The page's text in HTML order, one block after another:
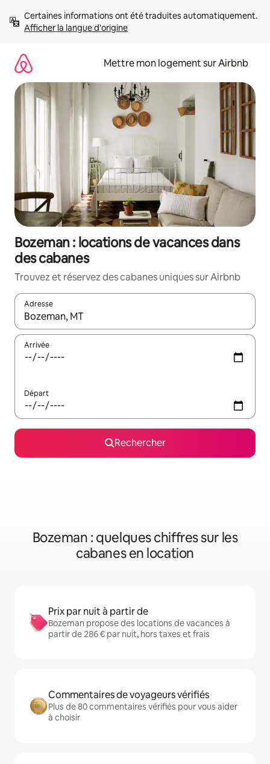
directement
Afficher la langue d'origine
Mettre mon logement sur Airbnb
Bozeman : locations de vacances dans
des cabanes
Trouvez et réservez des cabanes uniques sur Airbnb
Adresse
Lorsque les résultats s'affichent, utilisez les flèches vers le
Arrivée
Départ
Rechercher
Bozeman : quelques chiffres sur les
cabanes en location
Prix par nuit à partir de
Bozeman propose des locations de vacances à
partir de 286 € par nuit, hors taxes et frais
Commentaires de voyageurs vérifiés
Plus de 80 commentaires vérifiés pour vous aider
à choisir